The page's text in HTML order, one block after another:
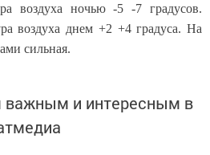
воздуха ночью -5 -7 градусов.
воздуха днем +2 +4 градуса. На
сильная.
важным и интересным в